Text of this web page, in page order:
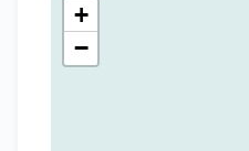
+
−